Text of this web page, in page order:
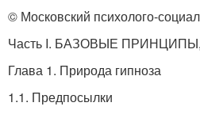
© Московский психолого-
Часть I. БАЗОВЫЕ
Глава 1. Природа гипноза
1.1. Предпосылки